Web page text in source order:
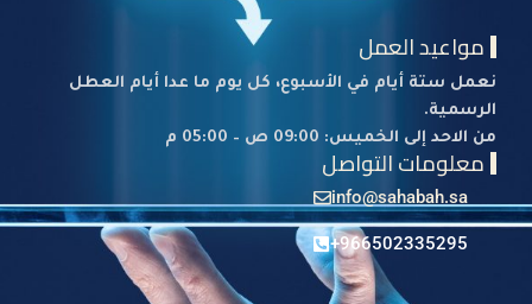
مواعيد العمل
نعمل ستة أيام في الأسبوع، كل يوم ما عدا أيام العطل
الرسمية.
من الاحد إلى الخميس: 09:00 ص – 05:00 م
معلومات التواصل
info@sahabah.sa
966502335295+